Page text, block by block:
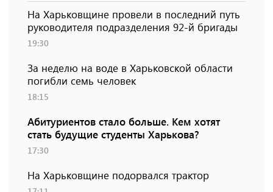
На Харьковщине провели в последний путь
руководителя подразделения 92-й бригады
19:30
За неделю на воде в Харьковской области
погибли семь человек
18:15
Абитуриентов стало больше. Кем хотят
стать будущие студенты Харькова?
17:30
На Харьковщине подорвался трактор